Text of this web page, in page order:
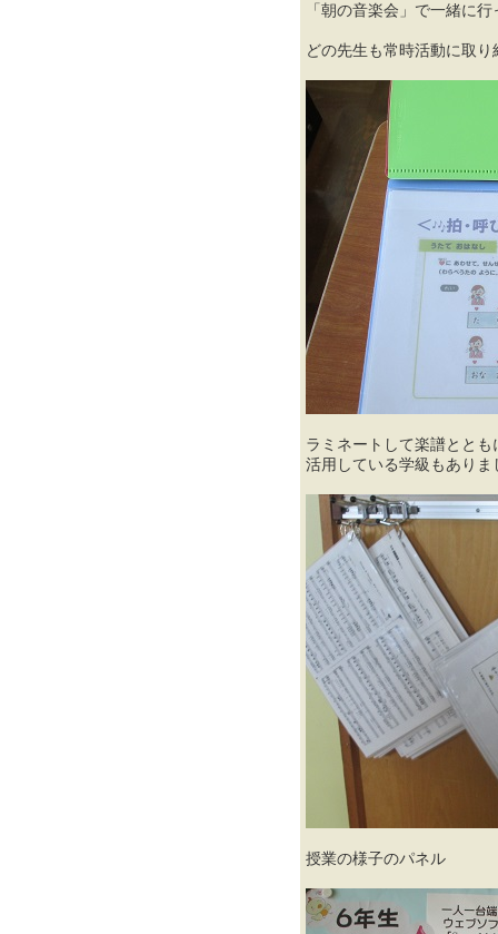
「朝の音楽会」で一緒に
どの先生も常時活動に取
ラミネートして楽譜とと
活用している学級もありま
授業の様子のパネル